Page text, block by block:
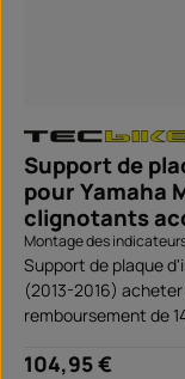
Support de
pour Yamaha
clignotants
Montage des
Support de plaque
(2013-2016)
remboursement de
Prix régulier :
104,95 €